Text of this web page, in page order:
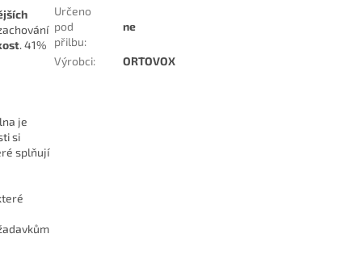
. 41%
je
si
splňují
Určeno
pod
přilbu:
ne
Výrobci: ORTOVOX